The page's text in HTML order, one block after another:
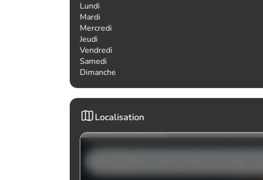
Lundi
Mardi
Mercredi
Jeudi
Vendredi
Samedi
Dimanche
Localisation